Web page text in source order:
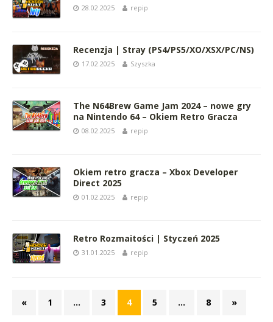
28.02.2025 repip
Recenzja | Stray (PS4/PS5/XO/XSX/PC/NS)
17.02.2025 Szyszka
The N64Brew Game Jam 2024 – nowe gry
na Nintendo 64 – Okiem Retro Gracza
08.02.2025 repip
Okiem retro gracza – Xbox Developer
Direct 2025
01.02.2025 repip
Retro Rozmaitości | Styczeń 2025
31.01.2025 repip
« 1 … 3 4 5 … 8 »